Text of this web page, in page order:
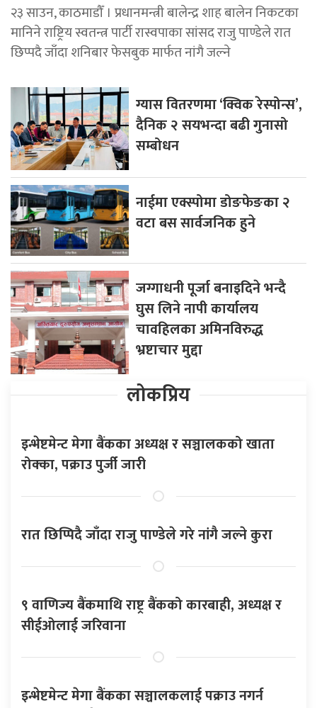
२३ साउन, काठमाडौँ । प्रधानमन्त्री बालेन्द्र शाह बालेन निकटका
मानिने राष्ट्रिय स्वतन्त्र पार्टी रास्वपाका सांसद राजु पाण्डेले रात
छिप्पदै जाँदा शनिबार फेसबुक मार्फत नांगै जल्ने
ग्यास वितरणमा ‘क्विक रेस्पोन्स’,
दैनिक २ सयभन्दा बढी गुनासो
सम्बोधन
नाईमा एक्स्पोमा डोङफेङका २
वटा बस सार्वजनिक हुने
जग्गाधनी पूर्जा बनाइदिने भन्दै
घुस लिने नापी कार्यालय
चावहिलका अमिनविरुद्ध
भ्रष्टाचार मुद्दा
लोकप्रिय
इन्भेष्टमेन्ट मेगा बैंकका अध्यक्ष र सञ्चालकको खाता
रोक्का, पक्राउ पुर्जी जारी
रात छिप्पिदै जाँदा राजु पाण्डेले गरे नांगै जल्ने कुरा
९ वाणिज्य बैंकमाथि राष्ट्र बैंकको कारबाही, अध्यक्ष र
सीईओलाई जरिवाना
इन्भेष्टमेन्ट मेगा बैंकका सञ्चालकलाई पक्राउ नगर्न